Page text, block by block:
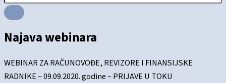
Najava webinara
WEBINAR ZA RAČUNOVOĐE, REVIZORE I FINANSIJSKE
RADNIKE – 09.09.2020. godine – PRIJAVE U TOKU